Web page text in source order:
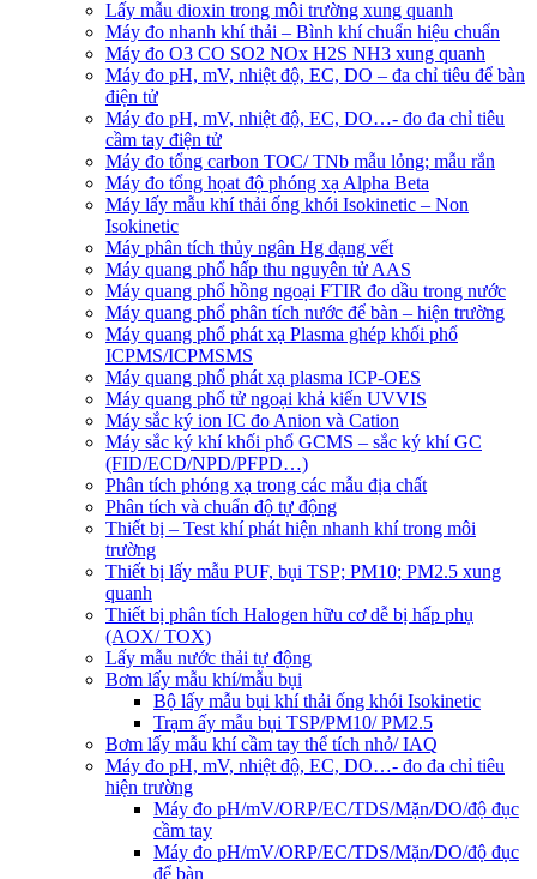
Lấy mẫu dioxin trong môi trường xung quanh
Máy đo nhanh khí thải – Bình khí chuẩn hiệu chuẩn
Máy đo O3 CO SO2 NOx H2S NH3 xung quanh
Máy đo pH, mV, nhiệt độ, EC, DO – đa chỉ tiêu để bàn
điện tử
Máy đo pH, mV, nhiệt độ, EC, DO…- đo đa chỉ tiêu
cầm tay điện tử
Máy đo tổng carbon TOC/ TNb mẫu lỏng; mẫu rắn
Máy đo tổng họat độ phóng xạ Alpha Beta
Máy lấy mẫu khí thải ống khói Isokinetic – Non
Isokinetic
Máy phân tích thủy ngân Hg dạng vết
Máy quang phổ hấp thu nguyên tử AAS
Máy quang phổ hồng ngoại FTIR đo dầu trong nước
Máy quang phổ phân tích nước để bàn – hiện trường
Máy quang phổ phát xạ Plasma ghép khối phổ
ICPMS/ICPMSMS
Máy quang phổ phát xạ plasma ICP-OES
Máy quang phổ tử ngoại khả kiến UVVIS
Máy sắc ký ion IC đo Anion và Cation
Máy sắc ký khí khối phổ GCMS – sắc ký khí GC
(FID/ECD/NPD/PFPD…)
Phân tích phóng xạ trong các mẫu địa chất
Phân tích và chuẩn độ tự động
Thiết bị – Test khí phát hiện nhanh khí trong môi
trường
Thiết bị lấy mẫu PUF, bụi TSP; PM10; PM2.5 xung
quanh
Thiết bị phân tích Halogen hữu cơ dễ bị hấp phụ
(AOX/ TOX)
Lấy mẫu nước thải tự động
Bơm lấy mẫu khí/mẫu bụi
Bộ lấy mẫu bụi khí thải ống khói Isokinetic
Trạm ấy mẫu bụi TSP/PM10/ PM2.5
Bơm lấy mẫu khí cầm tay thể tích nhỏ/ IAQ
Máy đo pH, mV, nhiệt độ, EC, DO…- đo đa chỉ tiêu
hiện trường
Máy đo pH/mV/ORP/EC/TDS/Mặn/DO/độ đục
cầm tay
Máy đo pH/mV/ORP/EC/TDS/Mặn/DO/độ đục
để bàn